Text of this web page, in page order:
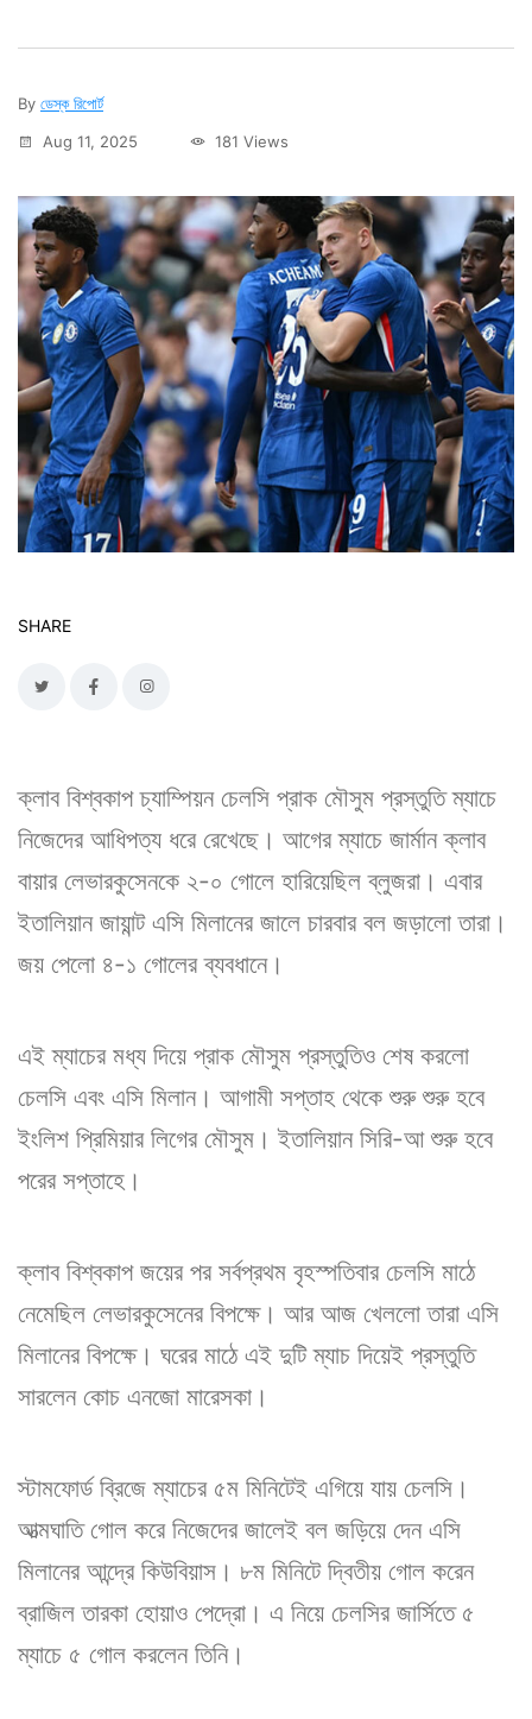
By ডেস্ক রিপোর্ট
Aug 11, 2025
181 Views
SHARE
ক্লাব বিশ্বকাপ চ্যাম্পিয়ন চেলসি প্রাক মৌসুম প্রস্তুতি ম্যাচে
নিজেদের আধিপত্য ধরে রেখেছে। আগের ম্যাচে জার্মান ক্লাব
বায়ার লেভারকুসেনকে ২-০ গোলে হারিয়েছিল ব্লুজরা। এবার
ইতালিয়ান জায়ান্ট এসি মিলানের জালে চারবার বল জড়ালো তারা।
জয় পেলো ৪-১ গোলের ব্যবধানে।
এই ম্যাচের মধ্য দিয়ে প্রাক মৌসুম প্রস্তুতিও শেষ করলো
চেলসি এবং এসি মিলান। আগামী সপ্তাহ থেকে শুরু শুরু হবে
ইংলিশ প্রিমিয়ার লিগের মৌসুম। ইতালিয়ান সিরি-আ শুরু হবে
পরের সপ্তাহে।
ক্লাব বিশ্বকাপ জয়ের পর সর্বপ্রথম বৃহস্পতিবার চেলসি মাঠে
নেমেছিল লেভারকুসেনের বিপক্ষে। আর আজ খেললো তারা এসি
মিলানের বিপক্ষে। ঘরের মাঠে এই দুটি ম্যাচ দিয়েই প্রস্তুতি
সারলেন কোচ এনজো মারেসকা।
স্টামফোর্ড ব্রিজে ম্যাচের ৫ম মিনিটেই এগিয়ে যায় চেলসি।
আত্মঘাতি গোল করে নিজেদের জালেই বল জড়িয়ে দেন এসি
মিলানের আন্দ্রে কিউবিয়াস। ৮ম মিনিটে দ্বিতীয় গোল করেন
ব্রাজিল তারকা হোয়াও পেদ্রো। এ নিয়ে চেলসির জার্সিতে ৫
ম্যাচে ৫ গোল করলেন তিনি।